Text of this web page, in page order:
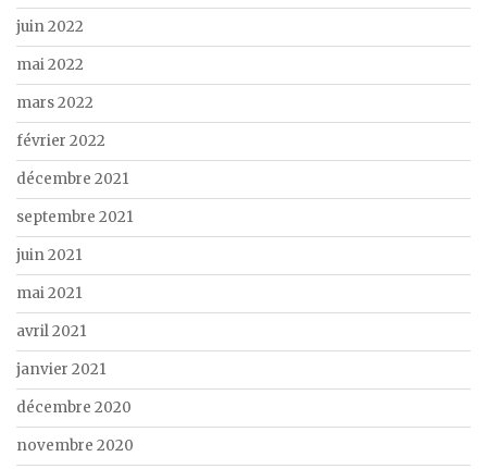
juin 2022
mai 2022
mars 2022
février 2022
décembre 2021
septembre 2021
juin 2021
mai 2021
avril 2021
janvier 2021
décembre 2020
novembre 2020